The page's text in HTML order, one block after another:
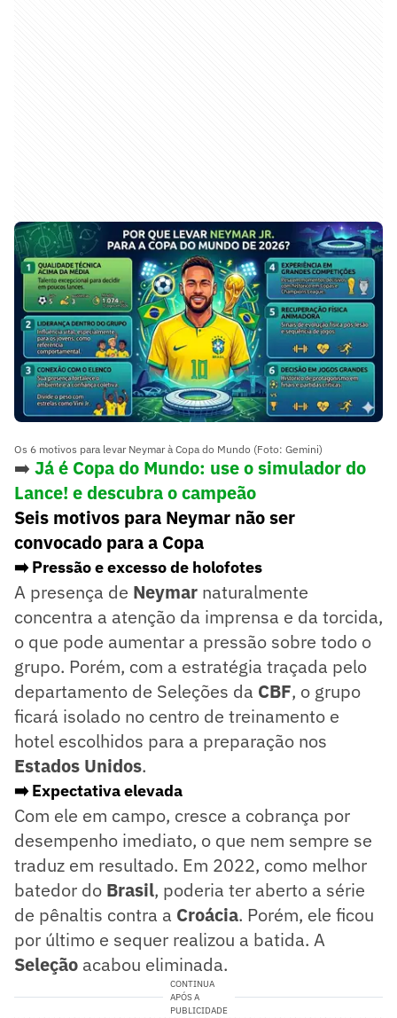
Os 6 motivos para levar Neymar à Copa do Mundo (Foto: Gemini)
➡️ Já é Copa do Mundo: use o simulador do
Lance! e descubra o campeão
Seis motivos para Neymar não ser
convocado para a Copa
➡️ Pressão e excesso de holofotes
A presença de Neymar naturalmente
concentra a atenção da imprensa e da torcida,
o que pode aumentar a pressão sobre todo o
grupo. Porém, com a estratégia traçada pelo
departamento de Seleções da CBF, o grupo
ficará isolado no centro de treinamento e
hotel escolhidos para a preparação nos
Estados Unidos.
➡️Expectativa elevada
Com ele em campo, cresce a cobrança por
desempenho imediato, o que nem sempre se
traduz em resultado. Em 2022, como melhor
batedor do Brasil, poderia ter aberto a série
de pênaltis contra a Croácia. Porém, ele ficou
por último e sequer realizou a batida. A
Seleção acabou eliminada.
CONTINUA
APÓS A
PUBLICIDADE